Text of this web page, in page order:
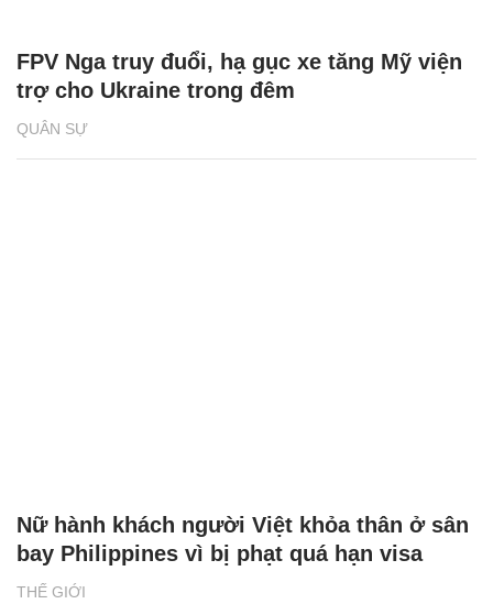
QUÂN SỰ
FPV Nga truy đuổi, hạ gục xe tăng Mỹ viện
trợ cho Ukraine trong đêm
THẾ GIỚI
Nữ hành khách người Việt khỏa thân ở sân
bay Philippines vì bị phạt quá hạn visa